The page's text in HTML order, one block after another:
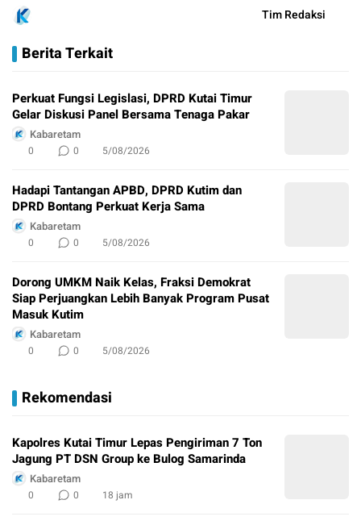
Tim Redaksi
Berita Terkait
Perkuat Fungsi Legislasi, DPRD Kutai Timur
Gelar Diskusi Panel Bersama Tenaga Pakar
Kabaretam
0 0 5/08/2026
Hadapi Tantangan APBD, DPRD Kutim dan
DPRD Bontang Perkuat Kerja Sama
Kabaretam
0 0 5/08/2026
Dorong UMKM Naik Kelas, Fraksi Demokrat
Siap Perjuangkan Lebih Banyak Program Pusat
Masuk Kutim
Kabaretam
0 0 5/08/2026
Rekomendasi
Kapolres Kutai Timur Lepas Pengiriman 7 Ton
Jagung PT DSN Group ke Bulog Samarinda
Kabaretam
0 0 18 jam